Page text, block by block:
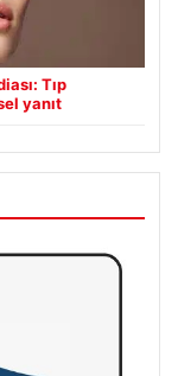
Tıp
yanıt